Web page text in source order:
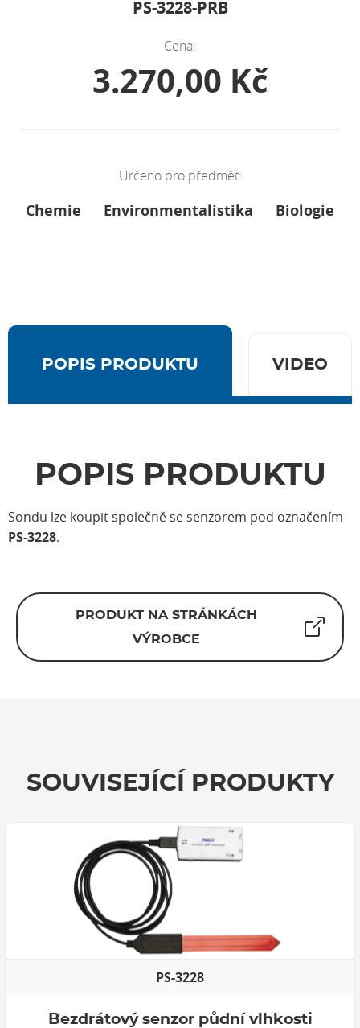
PS-3228-PRB
Cena:
3.270,00 Kč
Určeno pro předmět:
Chemie Environmentalistika Biologie
POPIS PRODUKTU VIDEO
POPIS PRODUKTU
Sondu lze koupit společně se senzorem pod označením
PS-3228.
PRODUKT NA STRÁNKÁCH
VÝROBCE
SOUVISEJÍCÍ PRODUKTY
PS-3228
Bezdrátový senzor půdní vlhkosti